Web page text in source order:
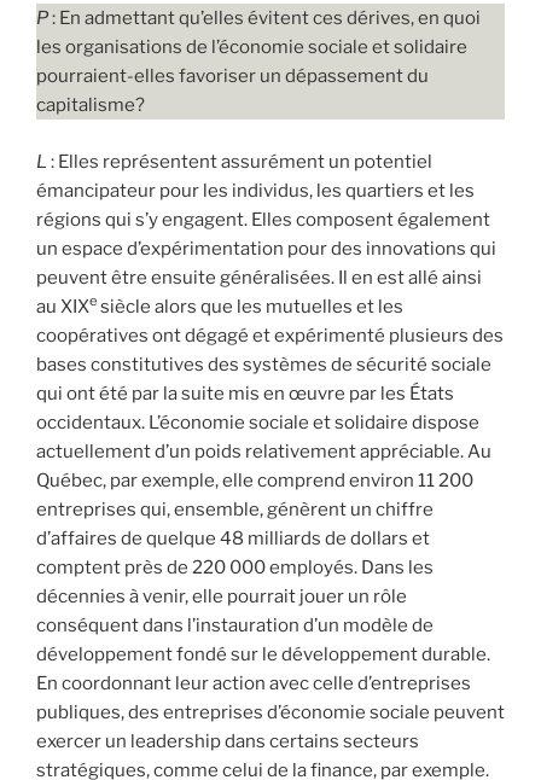
P: En admettant qu’elles évitent ces dérives, en quoi
les organisations de l’économie sociale et solidaire
pourraient-elles favoriser un dépassement du
capitalisme?
L : Elles représentent assurément un potentiel
émancipateur pour les individus, les quartiers et les
régions qui s’y engagent. Elles composent également
un espace d’expérimentation pour des innovations qui
peuvent être ensuite généralisées. Il en est allé ainsi
au XIXe siècle alors que les mutuelles et les
coopératives ont dégagé et expérimenté plusieurs des
bases constitutives des systèmes de sécurité sociale
qui ont été par la suite mis en œuvre par les États
occidentaux. L’économie sociale et solidaire dispose
actuellement d’un poids relativement appréciable. Au
Québec, par exemple, elle comprend environ 11 200
entreprises qui, ensemble, génèrent un chiffre
d’affaires de quelque 48 milliards de dollars et
comptent près de 220 000 employés. Dans les
décennies à venir, elle pourrait jouer un rôle
conséquent dans l’instauration d’un modèle de
développement fondé sur le développement durable.
En coordonnant leur action avec celle d’entreprises
publiques, des entreprises d’économie sociale peuvent
exercer un leadership dans certains secteurs
stratégiques, comme celui de la finance, par exemple.